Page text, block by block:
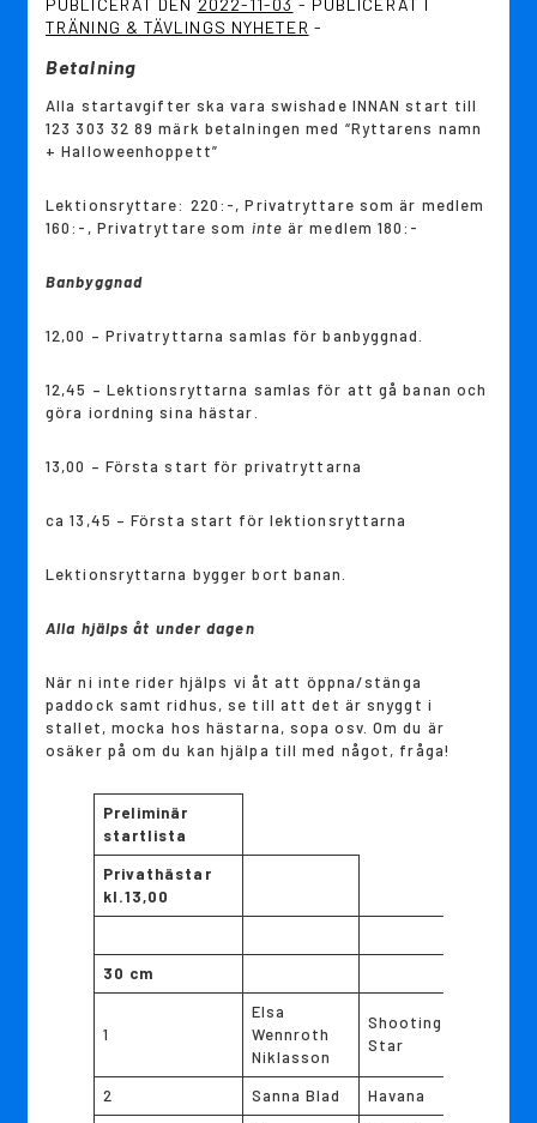
TRÄNING & TÄVLINGS NYHETER
Betalning
Alla startavgifter ska vara swishade INNAN start till
123 303 32 89 märk betalningen med “Ryttarens namn
+ Halloweenhoppett”
Lektionsryttare: 220:-, Privatryttare som är medlem
160:-, Privatryttare som inte är medlem 180:-
Banbyggnad
12,00 – Privatryttarna samlas för banbyggnad.
12,45 – Lektionsryttarna samlas för att gå banan och
göra iordning sina hästar.
13,00 – Första start för privatryttarna
ca 13,45 – Första start för lektionsryttarna
Lektionsryttarna bygger bort banan.
Alla hjälps åt under dagen
När ni inte rider hjälps vi åt att öppna/stänga
paddock samt ridhus, se till att det är snyggt i
stallet, mocka hos hästarna, sopa osv. Om du är
osäker på om du kan hjälpa till med något, fråga!
Preliminär
startlista
Privathästar
kl.13,00
30 cm
1
Elsa
Wennroth
Niklasson
Shooting
Star
2 Sanna Blad Havana